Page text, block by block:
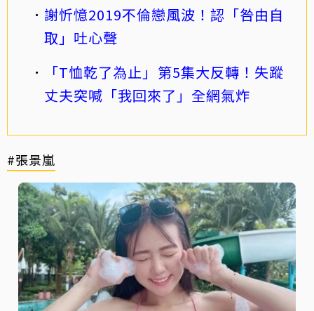
謝忻憶2019不倫戀風波！認「咎由自
取」吐心聲
「T恤乾了為止」第5集大反轉！失蹤
丈夫突喊「我回來了」全網氣炸
#張景嵐